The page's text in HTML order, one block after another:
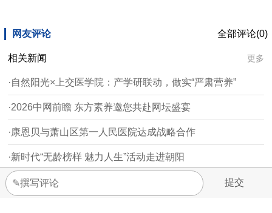
网友评论 全部评论(0)
相关新闻 更多
·自然阳光×上交医学院：产学研联动，做实“严肃营养”
·2026中网前瞻 东方素养邀您共赴网坛盛宴
·康恩贝与萧山区第一人民医院达成战略合作
·新时代“无龄榜样 魅力人生”活动走进朝阳
·安然：人参不是老年人的专利 年轻人更需要吃